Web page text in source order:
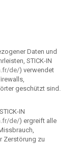
Daten und
STICK-IN
de/) verwendet
geschützt sind.
IN
de/) ergreift alle
Zerstörung zu